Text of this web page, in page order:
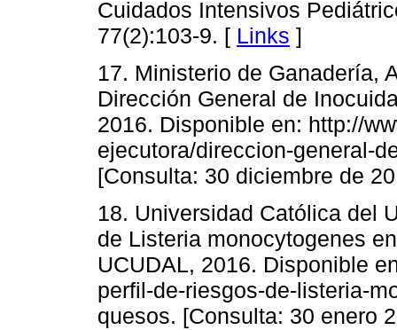
Cuidados Intensivos
77(2):103-9. [ Links ]
17. Ministerio de Ganadería,
Dirección General de
2016. Disponible en: http://
ejecutora/direccion-general-
[Consulta: 30 diciembre de
18. Universidad Católica del
de Listeria monocytogenes
UCUDAL, 2016. Disponible
perfil-de-riesgos-de-listeria-
quesos. [Consulta: 30 enero